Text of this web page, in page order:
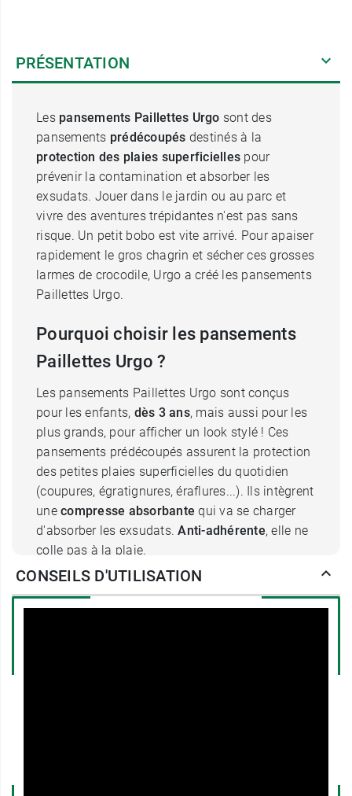
PRÉSENTATION
Les pansements Paillettes Urgo sont des
pansements prédécoupés destinés à la
protection des plaies superficielles pour
prévenir la contamination et absorber les
exsudats. Jouer dans le jardin ou au parc et
vivre des aventures trépidantes n'est pas sans
risque. Un petit bobo est vite arrivé. Pour apaiser
rapidement le gros chagrin et sécher ces grosses
larmes de crocodile, Urgo a créé les pansements
Paillettes Urgo.
Pourquoi choisir les pansements
Paillettes Urgo ?
Les pansements Paillettes Urgo sont conçus
pour les enfants, dès 3 ans, mais aussi pour les
plus grands, pour afficher un look stylé ! Ces
pansements prédécoupés assurent la protection
des petites plaies superficielles du quotidien
(coupures, égratignures, éraflures...). Ils intègrent
une compresse absorbante qui va se charger
d'absorber les exsudats.Anti-adhérente, elle ne
colle pas à la plaie.
proposés dans 2 formats pour vous permettre de
CONSEILS D'UTILISATION